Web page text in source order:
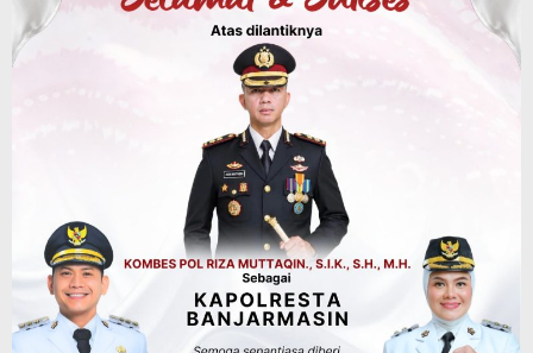
Bunda PAUD Banjarmasin Ajak Anak
Belajar Sambil Lihat Satwa, Jelajah
Literasi di Taman Jahri Saleh
Pemkab Balangan
28 Pelajar Halong Balangan Jalani
Latihan Intensif Paskibraka, Ditempa
TNI-Polri Sambut HUT ke-81 RI
Agustus 9, 2026